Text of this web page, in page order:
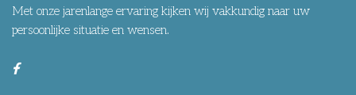
Met onze jarenlange ervaring kijken wij vakkundig naar uw
persoonlijke situatie en wensen.